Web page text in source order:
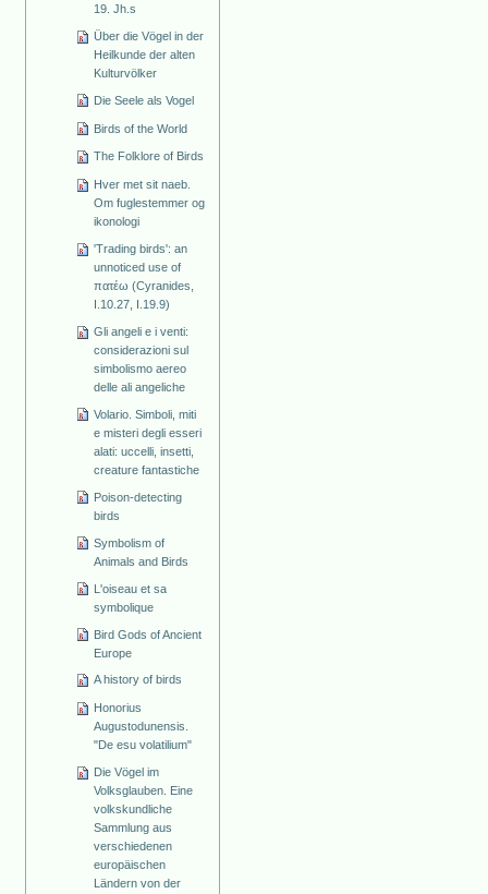
19. Jh.s
Über die Vögel in der
Heilkunde der alten
Kulturvölker
Die Seele als Vogel
Birds of the World
The Folklore of Birds
Hver met sit naeb.
Om fuglestemmer og
ikonologi
'Trading birds': an
unnoticed use of
πατέω (Cyranides,
I.10.27, I.19.9)
Gli angeli e i venti:
considerazioni sul
simbolismo aereo
delle ali angeliche
Volario. Simboli, miti
e misteri degli esseri
alati: uccelli, insetti,
creature fantastiche
Poison-detecting
birds
Symbolism of
Animals and Birds
L'oiseau et sa
symbolique
Bird Gods of Ancient
Europe
A history of birds
Honorius
Augustodunensis.
"De esu volatilium"
Die Vögel im
Volksglauben. Eine
volkskundliche
Sammlung aus
verschiedenen
europäischen
Ländern von der